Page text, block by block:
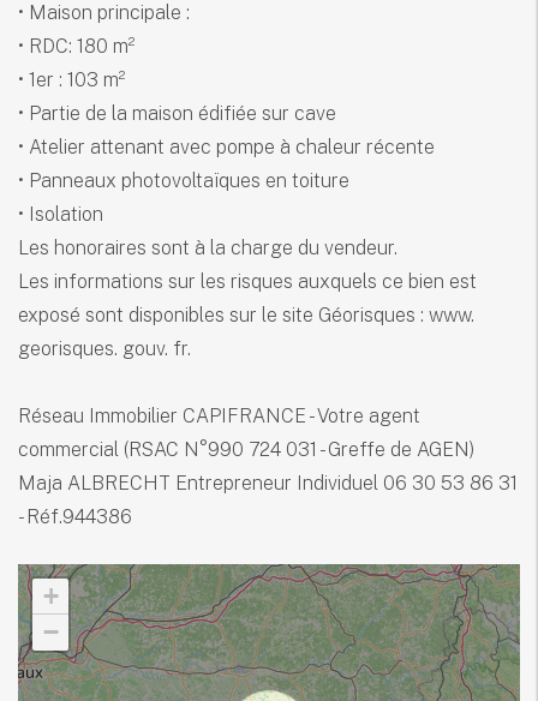
+
−
• Maison principale :
• RDC: 180 m²
• 1er : 103 m²
• Partie de la maison édifiée sur cave
• Atelier attenant avec pompe à chaleur récente
• Panneaux photovoltaïques en toiture
• Isolation
Les honoraires sont à la charge du vendeur.
Les informations sur les risques auxquels ce bien est
exposé sont disponibles sur le site Géorisques : www.
georisques. gouv. fr.
Réseau Immobilier CAPIFRANCE - Votre agent
commercial (RSAC N°990 724 031 - Greffe de AGEN)
Maja ALBRECHT Entrepreneur Individuel 06 30 53 86 31
- Réf.944386